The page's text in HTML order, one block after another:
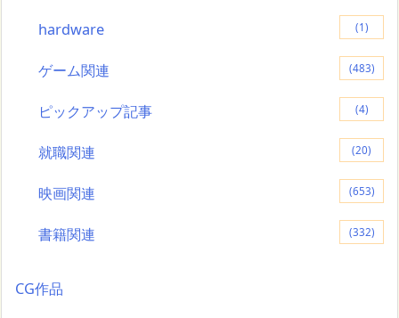
hardware (1)
ゲーム関連 (483)
ピックアップ記事 (4)
就職関連 (20)
映画関連 (653)
書籍関連 (332)
CG作品